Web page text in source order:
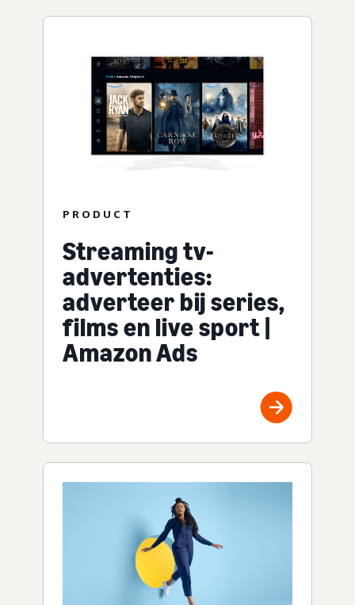
PRODUCT
Streaming tv-
advertenties:
adverteer bij series,
films en live sport |
Amazon Ads